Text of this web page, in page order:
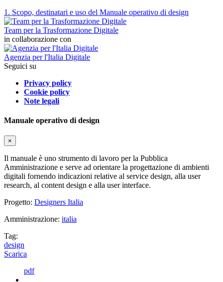
1. Scopo, destinatari e uso del Manuale operativo di design
Team per la Trasformazione Digitale
in collaborazione con
Agenzia per l'Italia Digitale
Seguici su
Privacy policy
Cookie policy
Note legali
Manuale operativo di design
×
Il manuale è uno strumento di lavoro per la Pubblica
Amministrazione e serve ad orientare la progettazione di ambienti
digitali fornendo indicazioni relative al service design, alla user
research, al content design e alla user interface.
Progetto: Designers Italia
Amministrazione: italia
Tag:
design
Scarica
pdf